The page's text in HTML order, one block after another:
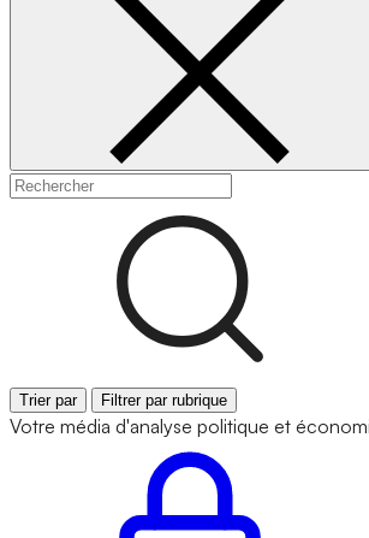
Trier par Filtrer par rubrique
Votre média d'analyse politique et